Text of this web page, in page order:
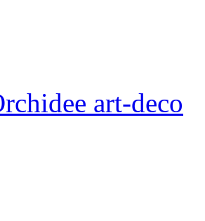
art-deco